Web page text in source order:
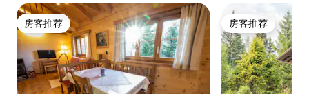
房客推荐
房客推荐 房客推荐
房客推荐